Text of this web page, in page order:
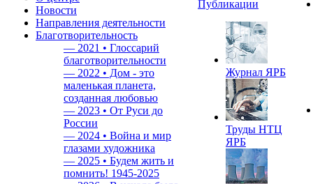
Новости
Направления деятельности
Благотворительность
— 2021 • Глоссарий
благотворительности
— 2022 • Дом - это
маленькая планета,
созданная любовью
— 2023 • От Руси до
России
— 2024 • Война и мир
глазами художника
— 2025 • Будем жить и
помнить! 1945-2025
Публикации
Журнал ЯРБ
Труды НТЦ
ЯРБ